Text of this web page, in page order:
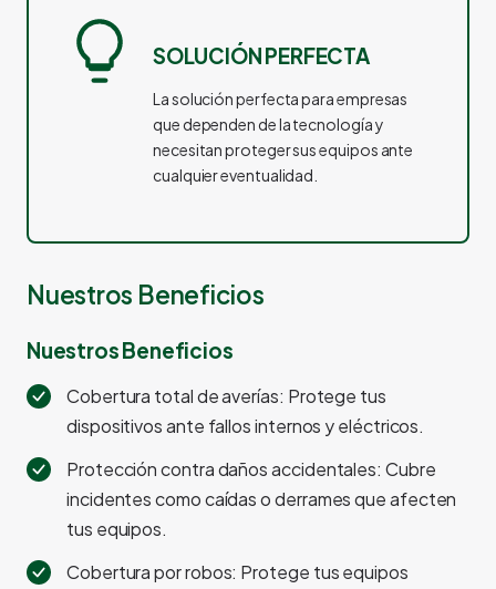
SOLUCIÓN PERFECTA
La solución perfecta para empresas
que dependen de la tecnología y
necesitan proteger sus equipos ante
cualquier eventualidad.
Nuestros Beneficios
Nuestros Beneficios
Cobertura total de averías: Protege tus
dispositivos ante fallos internos y eléctricos.
Protección contra daños accidentales: Cubre
incidentes como caídas o derrames que afecten
tus equipos.
Cobertura por robos: Protege tus equipos